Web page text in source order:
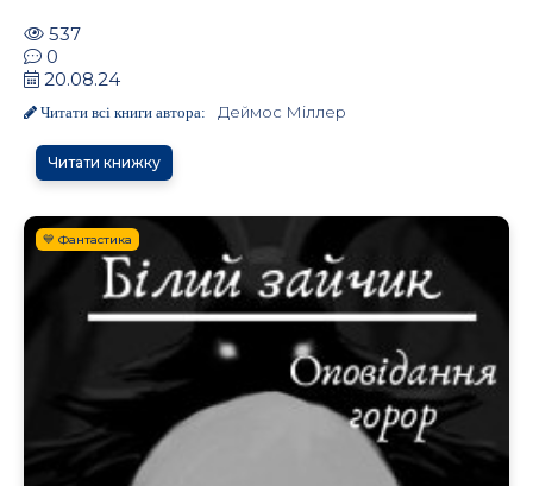
537
0
20.08.24
Читати всі книги автора: Деймос Міллер
Читати книжку
💙 Фантастика